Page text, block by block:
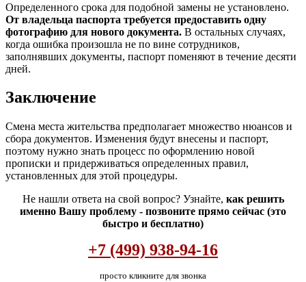
Определенного срока для подобной замены не установлено.
От владельца паспорта требуется предоставить одну
фотографию для нового документа. В остальных случаях,
когда ошибка произошла не по вине сотрудников,
заполнявших документы, паспорт поменяют в течение десяти
дней.
Заключение
Смена места жительства предполагает множество нюансов и
сбора документов. Изменения будут внесены и паспорт,
поэтому нужно знать процесс по оформлению новой
прописки и придерживаться определенных правил,
установленных для этой процедуры.
Не нашли ответа на свой вопрос? Узнайте, как решить
именно Вашу проблему - позвоните прямо сейчас (это
быстро и бесплатно)
+7 (499) 938-94-16
просто кликните для звонка